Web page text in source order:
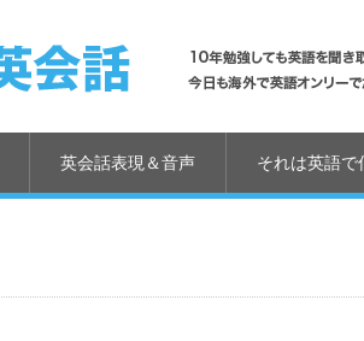
英会話表現＆音声 それは英語で